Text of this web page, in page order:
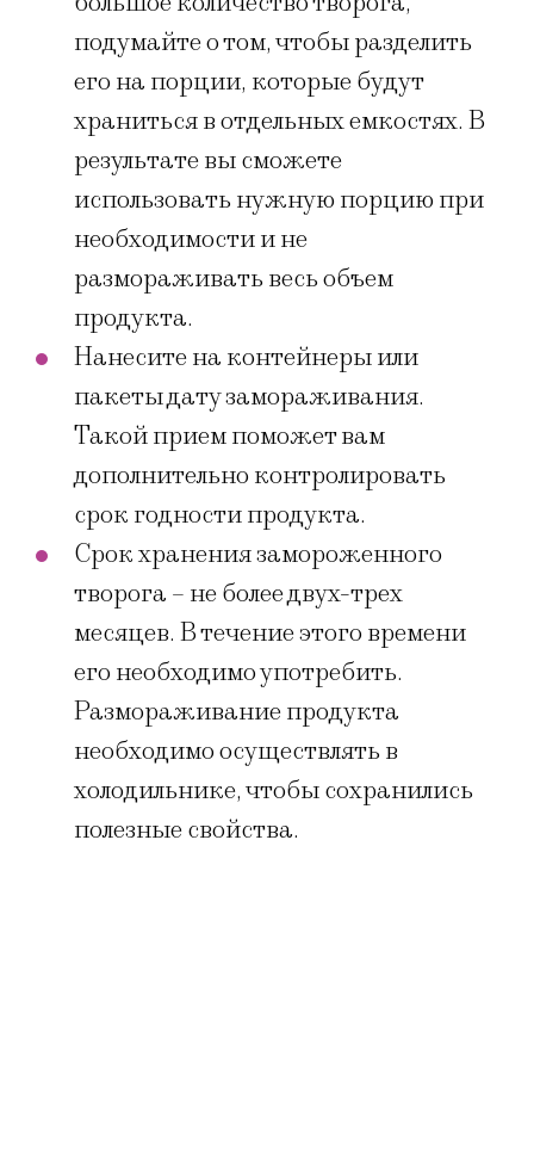
подумайте о том, чтобы разделить
его на порции, которые будут
храниться в отдельных емкостях. В
результате вы сможете
использовать нужную порцию при
необходимости и не
размораживать весь объем
продукта.
Нанесите на контейнеры или
пакеты дату замораживания.
Такой прием поможет вам
дополнительно контролировать
срок годности продукта.
Срок хранения замороженного
творога – не более двух-трех
месяцев. В течение этого времени
его необходимо употребить.
Размораживание продукта
необходимо осуществлять в
холодильнике, чтобы сохранились
полезные свойства.